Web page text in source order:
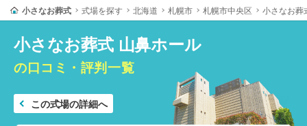
小さなお葬式 式場を探す 北海道 札幌市 札幌市中央区 小さなお葬
小さなお葬式 山鼻ホール
の口コミ・評判一覧
この式場の詳細へ